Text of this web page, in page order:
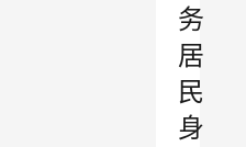
务
居
民
身